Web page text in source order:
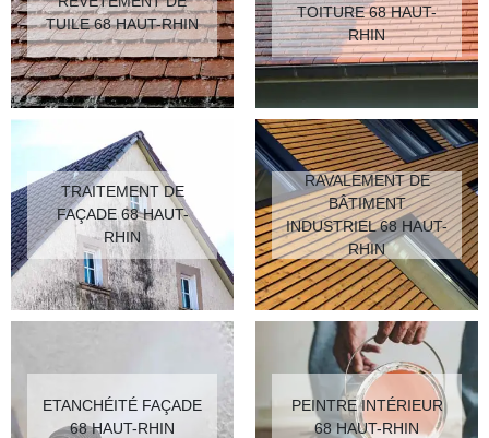
TUILE 68 HAUT-RHIN
TOITURE 68 HAUT-
RHIN
TRAITEMENT DE
FAÇADE 68 HAUT-
RHIN
RAVALEMENT DE
BÂTIMENT
INDUSTRIEL 68 HAUT-
RHIN
ETANCHÉITÉ FAÇADE
68 HAUT-RHIN
PEINTRE INTÉRIEUR
68 HAUT-RHIN